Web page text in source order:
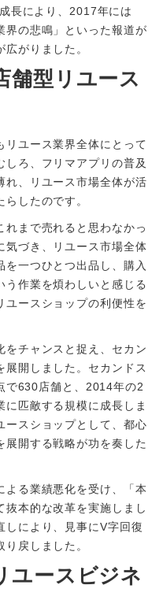
長により、2017年には
界の悲鳴」といった報道が
がりました。
舗型リユース
リユース業界全体にとって
しろ、フリマアプリの普及
れ、リユース市場全体が活
したのです。
れまで売れると思わなかっ
気づき、リユース市場全体
一つひとつ出品し、購入
う作業を煩わしいと感じる
ユースショップの利便性を
をチャンスと捉え、セカン
展開しました。セカンドス
で630店舗と、2014年の2
匹敵する規模に成長しま
ースショップとして、都心
展開する戦略が功を奏した
よる業績悪化を受け、「本
抜本的な改革を実施しまし
しにより、見事にV字回復
戻しました。
ユースビジネ